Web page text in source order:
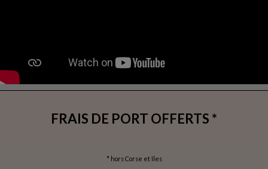
FRAIS DE PORT OFFERTS *
* hors Corse et îles